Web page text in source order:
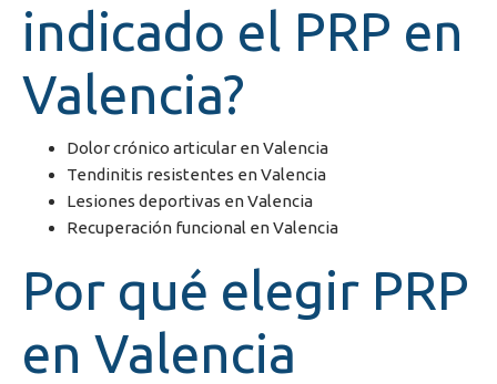
indicado el PRP en
Valencia?
Dolor crónico articular en Valencia
Tendinitis resistentes en Valencia
Lesiones deportivas en Valencia
Recuperación funcional en Valencia
Por qué elegir PRP
en Valencia